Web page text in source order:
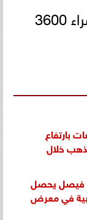
تداول سعر الذهب عيار 24 للشراء 3600
بارتفاع
خلال
فيصل يحصل
في معرض